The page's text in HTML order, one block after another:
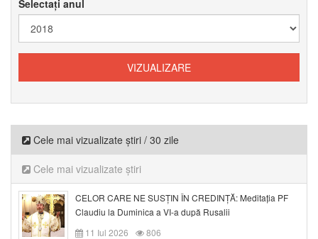
Selectați anul
Cele mai vizualizate știri / 30 zile
Cele mai vizualizate știri
CELOR CARE NE SUSȚIN ÎN CREDINȚĂ: Meditația PF
Claudiu la Duminica a VI-a după Rusalii
11 Iul 2026
806